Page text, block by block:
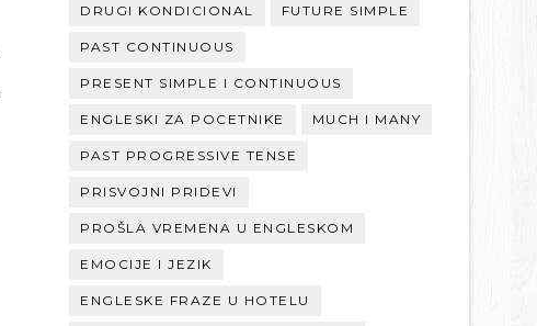
DRUGI KONDICIONAL FUTURE SIMPLE
PAST CONTINUOUS
PRESENT SIMPLE I CONTINUOUS
ENGLESKI ZA POCETNIKE MUCH I MANY
PAST PROGRESSIVE TENSE
PRISVOJNI PRIDEVI
PROŠLA VREMENA U ENGLESKOM
EMOCIJE I JEZIK
ENGLESKE FRAZE U HOTELU